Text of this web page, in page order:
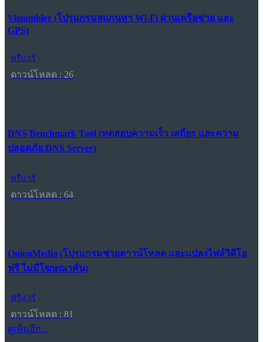
Vistumbler (โปรแกรมสแกนหา Wi-Fi ผ่านเครือข่าย และ
GPS)
ฟรีแวร์
ดาวน์โหลด : 26
DNS Benchmark Tool (ทดสอบความเร็ว เสถียร และความ
ปลอดภัย DNS Server)
ฟรีแวร์
ดาวน์โหลด : 64
OnionMedia (โปรแกรมช่วยดาวน์โหลด และแปลงไฟล์วิดีโอ
ฟรี ไม่มีโฆษณาคั่น)
ฟรีแวร์
ดาวน์โหลด : 81
ดูเพิ่มอีก...